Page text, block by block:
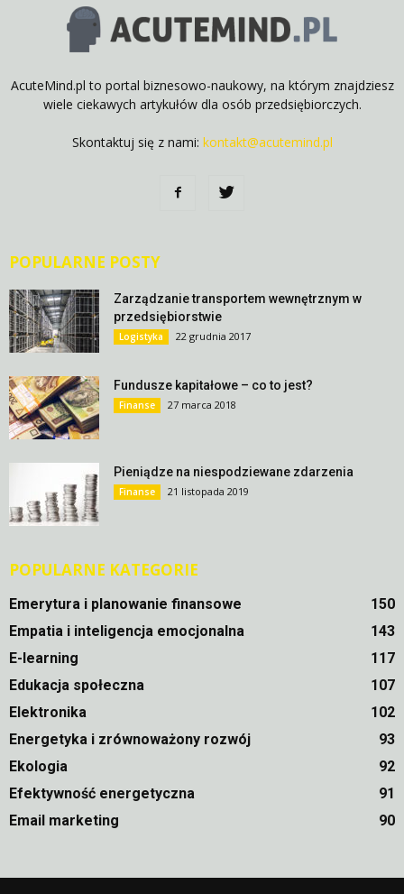
AcuteMind.pl to portal biznesowo-naukowy, na którym znajdziesz
wiele ciekawych artykułów dla osób przedsiębiorczych.
Skontaktuj się z nami: kontakt@acutemind.pl
POPULARNE POSTY
Zarządzanie transportem wewnętrznym w
przedsiębiorstwie
Logistyka 22 grudnia 2017
Fundusze kapitałowe – co to jest?
Finanse 27 marca 2018
Pieniądze na niespodziewane zdarzenia
Finanse 21 listopada 2019
POPULARNE KATEGORIE
Emerytura i planowanie finansowe
150
Empatia i inteligencja emocjonalna
143
E-learning
117
Edukacja społeczna
107
Elektronika
102
Energetyka i zrównoważony rozwój
93
Ekologia
92
Efektywność energetyczna
91
Email marketing
90